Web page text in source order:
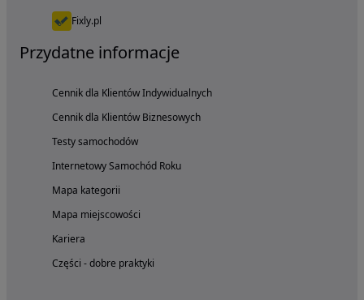
Fixly.pl
Przydatne informacje
Cennik dla Klientów Indywidualnych
Cennik dla Klientów Biznesowych
Testy samochodów
Internetowy Samochód Roku
Mapa kategorii
Mapa miejscowości
Kariera
Części - dobre praktyki